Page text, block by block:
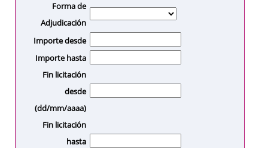
Forma de
Adjudicación
Importe desde
Importe hasta
Fin licitación
desde
(dd/mm/aaaa)
Fin licitación
hasta